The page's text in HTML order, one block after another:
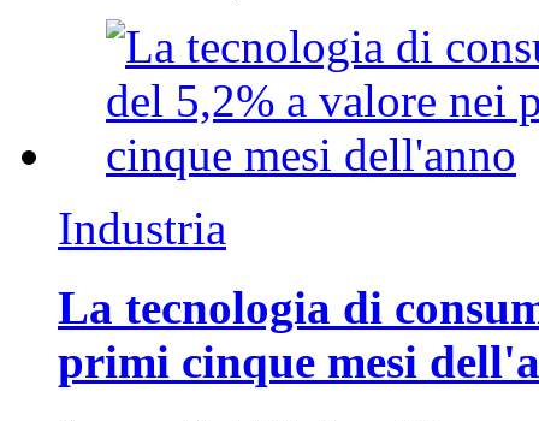
Industria
La tecnologia di
primi cinque mesi